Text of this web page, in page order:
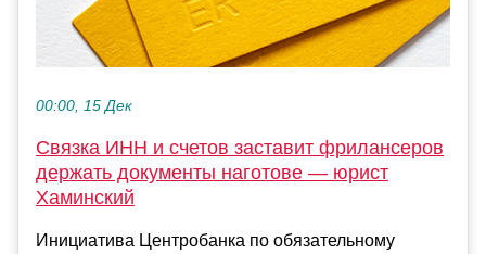
00:00, 15 Дек
Связка ИНН и счетов заставит фрилансеров
держать документы наготове — юрист
Хаминский
Инициатива Центробанка по обязательному